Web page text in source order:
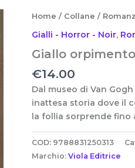
Home / Collane /
Gialli - Horror - Noir,
Giallo orpimento
€14.00
Dal museo di Van
inattesa storia dove il
la follia sorprende fino
COD: 9788831250313
Marchio: Viola Editrice